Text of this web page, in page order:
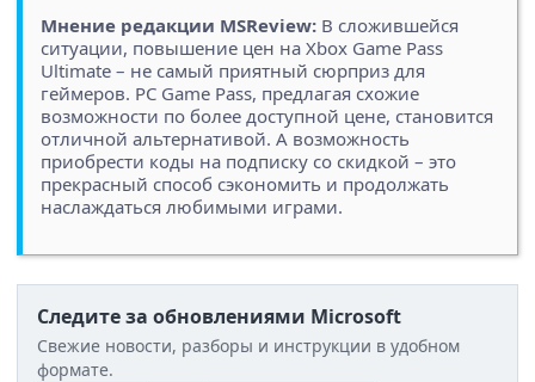
Мнение редакции MSReview: В сложившейся
ситуации, повышение цен на Xbox Game Pass
Ultimate – не самый приятный сюрприз для
геймеров. PC Game Pass, предлагая схожие
возможности по более доступной цене, становится
отличной альтернативой. А возможность
приобрести коды на подписку со скидкой – это
прекрасный способ сэкономить и продолжать
наслаждаться любимыми играми.
Следите за обновлениями Microsoft
Свежие новости, разборы и инструкции в удобном
формате.